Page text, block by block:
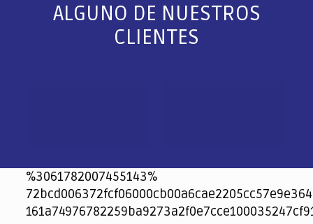
ALGUNO DE NUESTROS
CLIENTES
%3061782007455143%